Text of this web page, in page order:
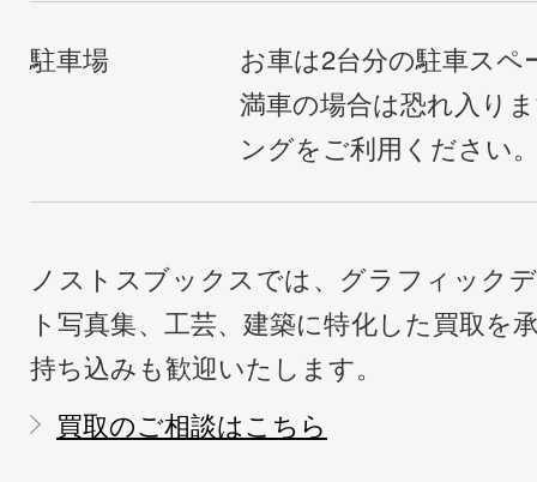
駐車場
お車は2台分の駐車ス
満車の場合は恐れ入り
ングをご利用ください
ノストスブックスでは、グラフィック
ト写真集、工芸、建築に特化した買取を
持ち込みも歓迎いたします。
買取のご相談はこちら